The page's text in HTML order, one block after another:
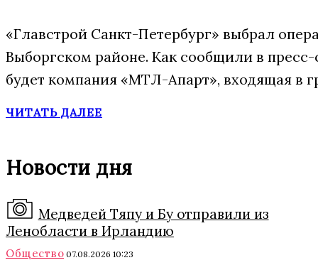
«Главстрой Санкт-Петербург» выбрал
Выборгском районе. Как сообщили в
будет компания «МТЛ-Апарт», входящая в
ЧИТАТЬ ДАЛЕЕ
Новости дня
Медведей Тяпу и Бу отправили из
Ленобласти в Ирландию
Общество 07.08.2026 10:23